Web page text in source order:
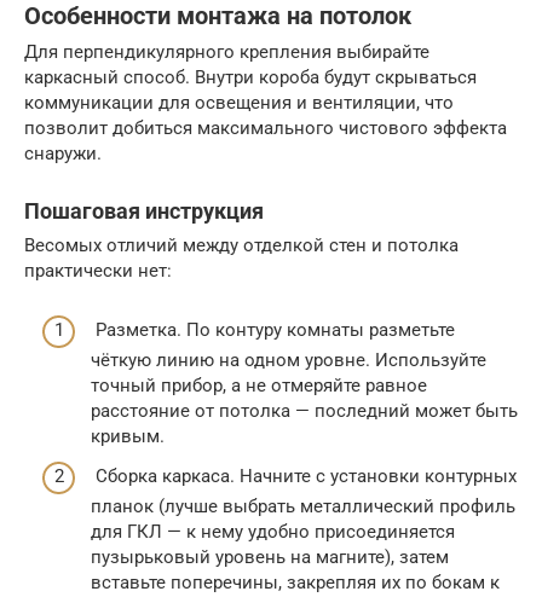
Особенности монтажа на потолок
Для перпендикулярного крепления выбирайте
каркасный способ. Внутри короба будут скрываться
коммуникации для освещения и вентиляции, что
позволит добиться максимального чистового эффекта
снаружи.
Пошаговая инструкция
Весомых отличий между отделкой стен и потолка
практически нет:
Разметка. По контуру комнаты разметьте
чёткую линию на одном уровне. Используйте
точный прибор, а не отмеряйте равное
расстояние от потолка — последний может быть
кривым.
Сборка каркаса. Начните с установки контурных
планок (лучше выбрать металлический профиль
для ГКЛ — к нему удобно присоединяется
пузырьковый уровень на магните), затем
вставьте поперечины, закрепляя их по бокам к